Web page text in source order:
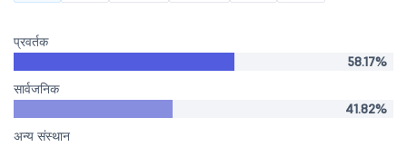
प्रवर्तक
58.17%
सार्वजनिक
41.82%
अन्य संस्थान